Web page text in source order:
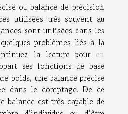
ou balance de précision
utilisées très souvent au
sont utilisées dans les
problèmes liés à la
la lecture pour en
ses fonctions de base
poids, une balance précise
dans le comptage. De ce
balance est très capable de